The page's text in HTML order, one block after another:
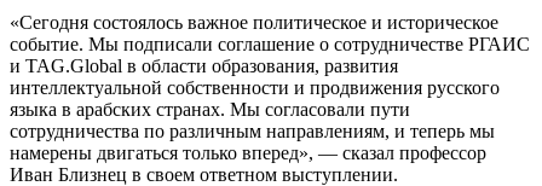
«Сегодня состоялось важное политическое и историческое
событие. Мы подписали соглашение о сотрудничестве РГАИС
и TAG.Global в области образования, развития
интеллектуальной собственности и продвижения русского
языка в арабских странах. Мы согласовали пути
сотрудничества по различным направлениям, и теперь мы
намерены двигаться только вперед», — сказал профессор
Иван Близнец в своем ответном выступлении.